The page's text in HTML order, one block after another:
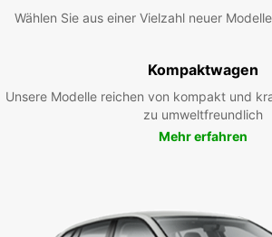
Wählen Sie aus einer Vielzahl neuer
Kompaktwagen
Unsere Modelle reichen von kompakt und
zu umweltfreundlich
Mehr erfahren